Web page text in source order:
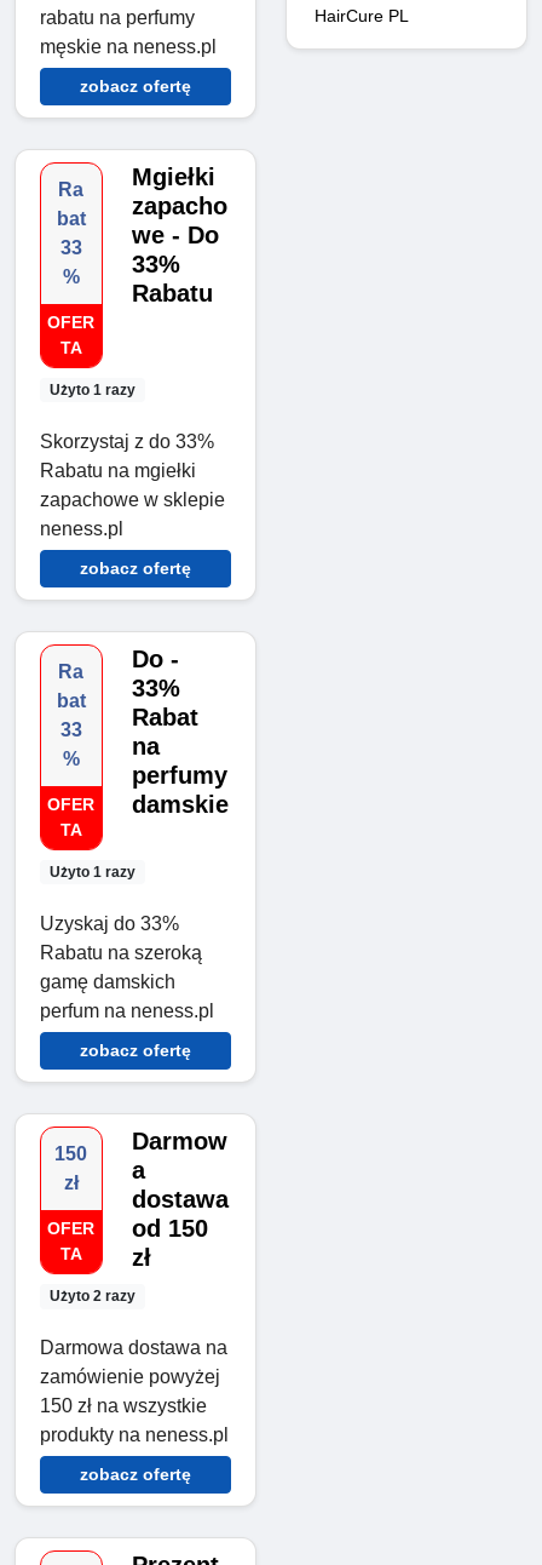
rabatu na perfumy
męskie na neness.pl
zobacz ofertę
Ra
bat
33
%
OFER
TA
Użyto 1 razy
Mgiełki
zapacho
we - Do
33%
Rabatu
Skorzystaj z do 33%
Rabatu na mgiełki
zapachowe w sklepie
neness.pl
zobacz ofertę
Ra
bat
33
%
OFER
TA
Użyto 1 razy
Do -
33%
Rabat
na
perfumy
damskie
Uzyskaj do 33%
Rabatu na szeroką
gamę damskich
perfum na neness.pl
zobacz ofertę
150
zł
OFER
TA
Użyto 2 razy
Darmow
a
dostawa
od 150
zł
Darmowa dostawa na
zamówienie powyżej
150 zł na wszystkie
produkty na neness.pl
zobacz ofertę
HairCure PL